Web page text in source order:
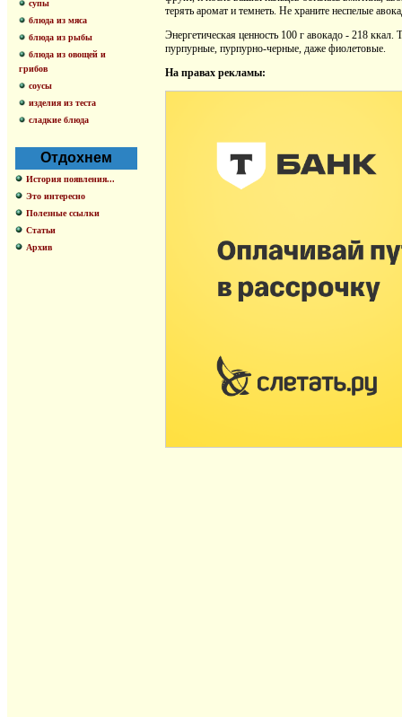
супы
блюда из мяса
блюда из рыбы
блюда из овощей и
грибов
соусы
изделия из теста
сладкие блюда
Отдохнем
История появления...
Это интересно
Полезные ссылки
Статьи
Архив
терять аромат и темнеть. Не храните неспелые
Энеpгетическая ценность 100 г авокадо - 218
пуpпуpные, пуpпуpно-чеpные, даже фиолетовые.
На правах рекламы: